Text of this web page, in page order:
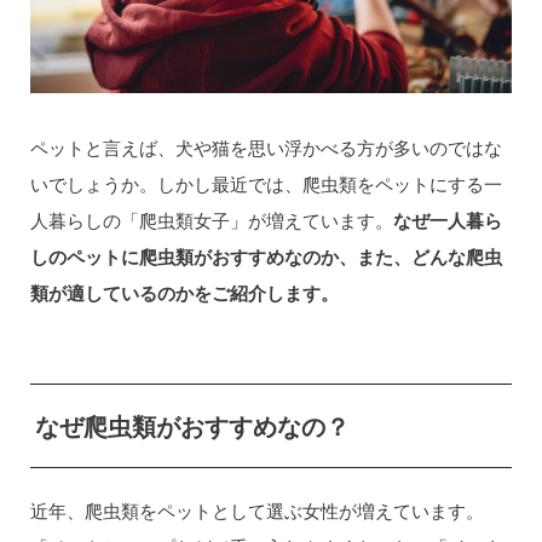
ペットと言えば、犬や猫を思い浮かべる方が多いのではな
いでしょうか。しかし最近では、爬虫類をペットにする一
人暮らしの「爬虫類女子」が増えています。 なぜ一人暮ら
しのペットに爬虫類がおすすめなのか、また、どんな爬虫
類が適しているのかをご紹介します。
なぜ爬虫類がおすすめなの？
近年、爬虫類をペットとして選ぶ女性が増えています。